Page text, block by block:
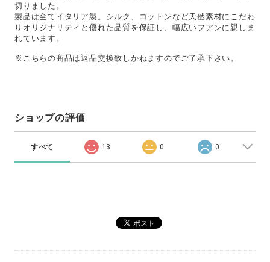
切りました。
製品は全てイタリア製。シルク、コットンなど天然素材にこだわ
りオリジナリティと優れた品質を保証し、幅広いフアンに親しま
れています。
※こちらの商品は返品交換致しかねますのでご了承下さい。
ショップの評価
すべて 13 0 0